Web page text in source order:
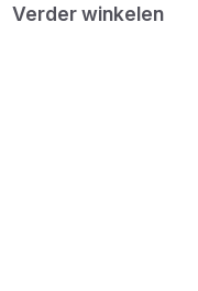
Verder winkelen